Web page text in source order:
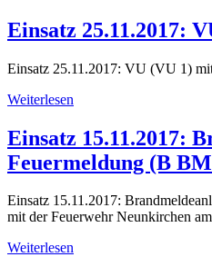
Einsatz 25.11.2017:
Einsatz 25.11.2017: VU (VU 1)
Weiterlesen
Einsatz 15.11.2017:
Feuermeldung (B
Einsatz 15.11.2017:
mit der Feuerwehr Neunkirchen
Weiterlesen